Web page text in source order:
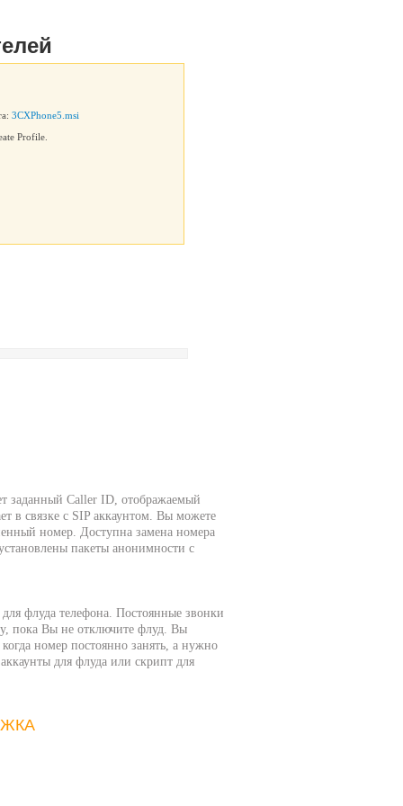
3CXPhone5.msi
Profile.
заданный Caller ID, отображаемый
в связке с SIP аккаунтом. Вы можете
номер. Доступна замена номера
пакеты анонимности с
флуда телефона. Постоянные звонки
пока Вы не отключите флуд. Вы
номер постоянно занять, а нужно
для флуда или скрипт для